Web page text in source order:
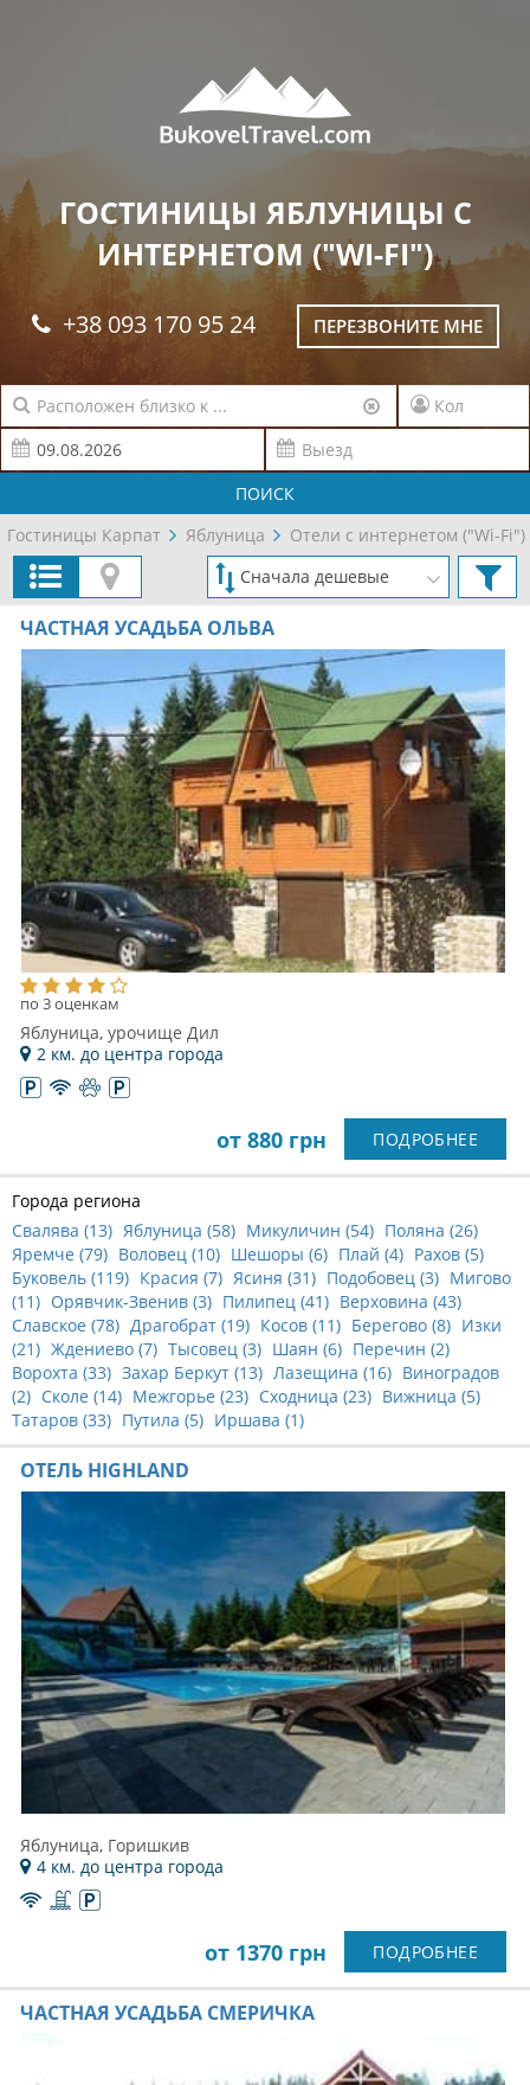
ГОСТИНИЦЫ ЯБЛУНИЦЫ С
ИНТЕРНЕТОМ ("WI-FI")
+38 093 170 95 24 ПЕРЕЗВОНИТЕ МНЕ
ПОИСК
Гостиницы Карпат
Яблуница Отели с интернетом ("Wi-Fi")
ЧАСТНАЯ УСАДЬБА ОЛЬВА
по 3 оценкам
Яблуница, урочище Дил
2 км. до центра города
от 880 грн ПОДРОБНЕЕ
Города региона
Свалява (13) Яблуница (58) Микуличин (54) Поляна (26)
Яремче (79) Воловец (10) Шешоры (6) Плай (4) Рахов (5)
Буковель (119) Красия (7) Ясиня (31) Подобовец (3) Мигово
(11) Орявчик-Звенив (3) Пилипец (41) Верховина (43)
Славское (78) Драгобрат (19) Косов (11) Берегово (8) Изки
(21) Ждениево (7) Тысовец (3) Шаян (6) Перечин (2)
Ворохта (33) Захар Беркут (13) Лазещина (16) Виноградов
(2) Сколе (14) Межгорье (23) Сходница (23) Вижница (5)
Татаров (33) Путила (5) Иршава (1)
ОТЕЛЬ HIGHLAND
Яблуница, Горишкив
4 км. до центра города
от 1370 грн ПОДРОБНЕЕ
ЧАСТНАЯ УСАДЬБА СМЕРИЧКА